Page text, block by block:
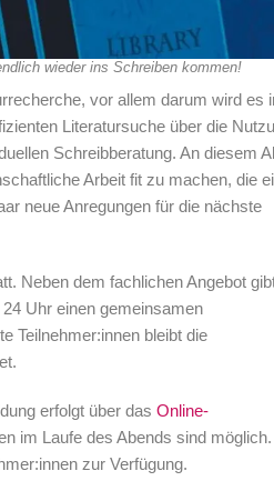
wieder ins Schreiben kommen!
vor allem darum wird es
Literatursuche über die
Schreibberatung. An diesem
Arbeit fit zu machen, die
neue Anregungen für die nächste
Neben dem fachlichen Angebot
Uhr einen gemeinsamen
Teilnehmer:innen bleibt die
erfolgt über das Online-
im Laufe des Abends sind
zur Verfügung.